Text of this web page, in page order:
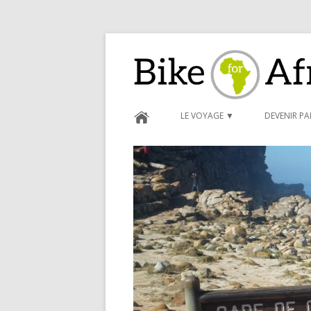
Bike for Africa
LE VOYAGE ▼
BLOG ►
DEVENIR
CARNET